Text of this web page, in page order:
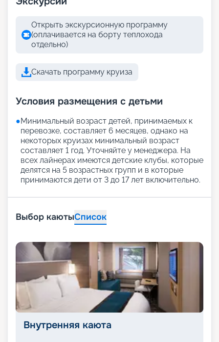
Открыть экскурсионную программу
(оплачивается на борту теплохода
отдельно)
Скачать программу круиза
Условия размещения с детьми
●Минимальный возраст детей, принимаемых к
перевозке, составляет 6 месяцев, однако на
некоторых круизах минимальный возраст
составляет 1 год. Уточняйте у менеджера. На
всех лайнерах имеются детские клубы, которые
делятся на 5 возрастных групп и в которые
принимаются дети от 3 до 17 лет включительно.
Выбор каютыСписок
Внутренняя каюта